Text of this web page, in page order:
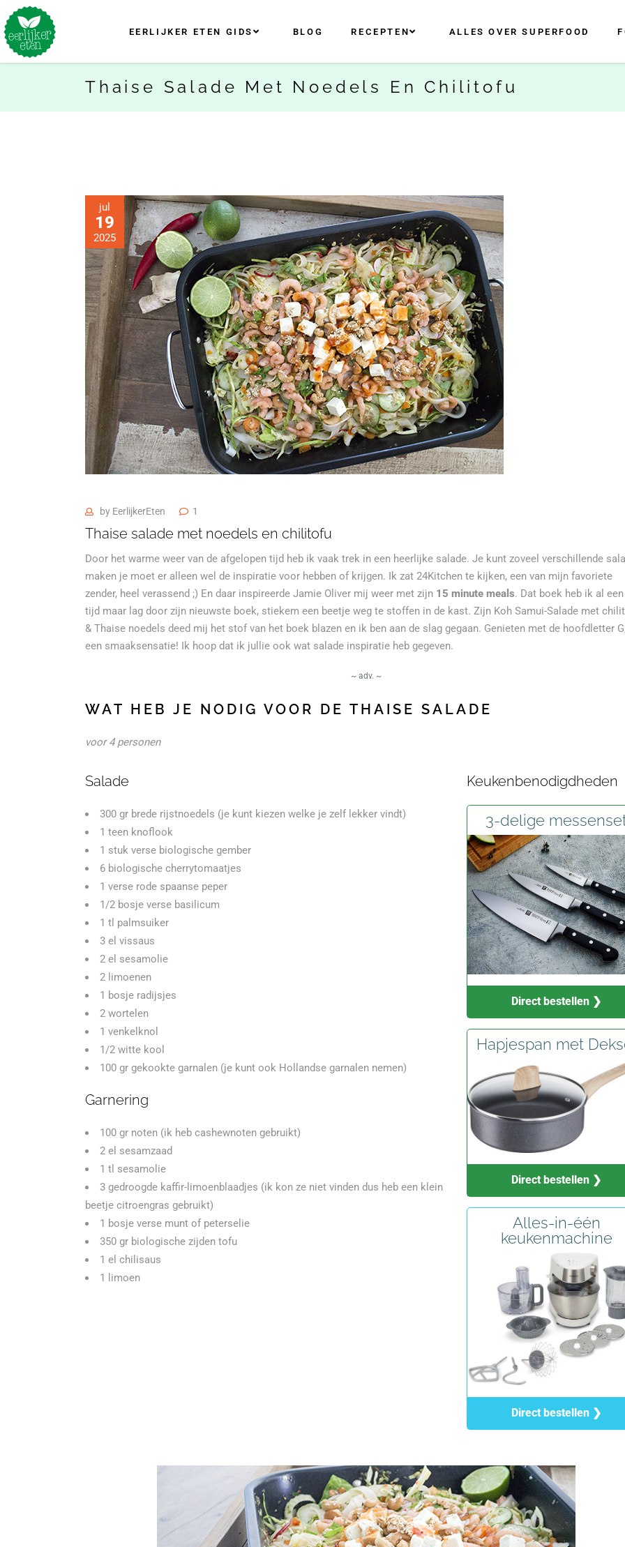
EERLIJKER ETEN GIDS BLOG RECEPTEN ALLES OVER SUPERFOOD
Thaise Salade Met Noedels En Chilitofu
jul
19
2025
by EerlijkerEten 1
Thaise salade met noedels en chilitofu
Door het warme weer van de afgelopen tijd heb ik vaak trek in een heerlijke salade. Je kunt zoveel verschillende
maken je moet er alleen wel de inspiratie voor hebben of krijgen. Ik zat 24Kitchen te kijken, een van mijn favoriete
zender, heel verassend ;) En daar inspireerde Jamie Oliver mij weer met zijn 15 minute meals. Dat boek heb ik al
tijd maar lag door zijn nieuwste boek, stiekem een beetje weg te stoffen in de kast. Zijn Koh Samui-Salade met
& Thaise noedels deed mij het stof van het boek blazen en ik ben aan de slag gegaan. Genieten met de hoofdletter
een smaaksensatie! Ik hoop dat ik jullie ook wat salade inspiratie heb gegeven.
~ adv. ~
WAT HEB JE NODIG VOOR DE THAISE SALADE
voor 4 personen
Salade
300 gr brede rijstnoedels (je kunt kiezen welke je zelf lekker vindt)
1 teen knoflook
1 stuk verse biologische gember
6 biologische cherrytomaatjes
1 verse rode spaanse peper
1/2 bosje verse basilicum
1 tl palmsuiker
3 el vissaus
2 el sesamolie
2 limoenen
1 bosje radijsjes
2 wortelen
1 venkelknol
1/2 witte kool
100 gr gekookte garnalen (je kunt ook Hollandse garnalen nemen)
Garnering
100 gr noten (ik heb cashewnoten gebruikt)
2 el sesamzaad
1 tl sesamolie
3 gedroogde kaffir-limoenblaadjes (ik kon ze niet vinden dus heb een klein
beetje citroengras gebruikt)
1 bosje verse munt of peterselie
350 gr biologische zijden tofu
1 el chilisaus
1 limoen
Keukenbenodigdheden
3-delige
Direct bestellen ❯
Hapjespan met
Direct bestellen ❯
Alles-in-één
keukenmachine
Direct bestellen ❯